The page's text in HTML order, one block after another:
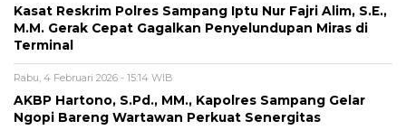
Kasat Reskrim Polres Sampang Iptu Nur Fajri Alim, S.E.,
M.M. Gerak Cepat Gagalkan Penyelundupan Miras di
Terminal
Rabu, 4 Februari 2026 - 15:14 WIB
AKBP Hartono, S.Pd., MM., Kapolres Sampang Gelar
Ngopi Bareng Wartawan Perkuat Senergitas